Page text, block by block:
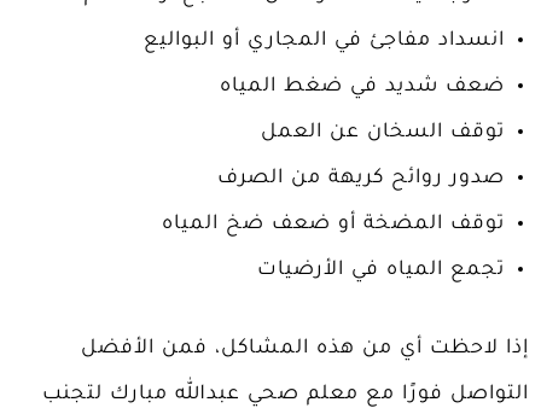
انسداد مفاجئ في المجاري أو البواليع
ضعف شديد في ضغط المياه
توقف السخان عن العمل
صدور روائح كريهة من الصرف
توقف المضخة أو ضعف ضخ المياه
تجمع المياه في الأرضيات
إذا لاحظت أي من هذه المشاكل، فمن الأفضل
التواصل فورًا مع معلم صحي عبدالله مبارك لتجنب